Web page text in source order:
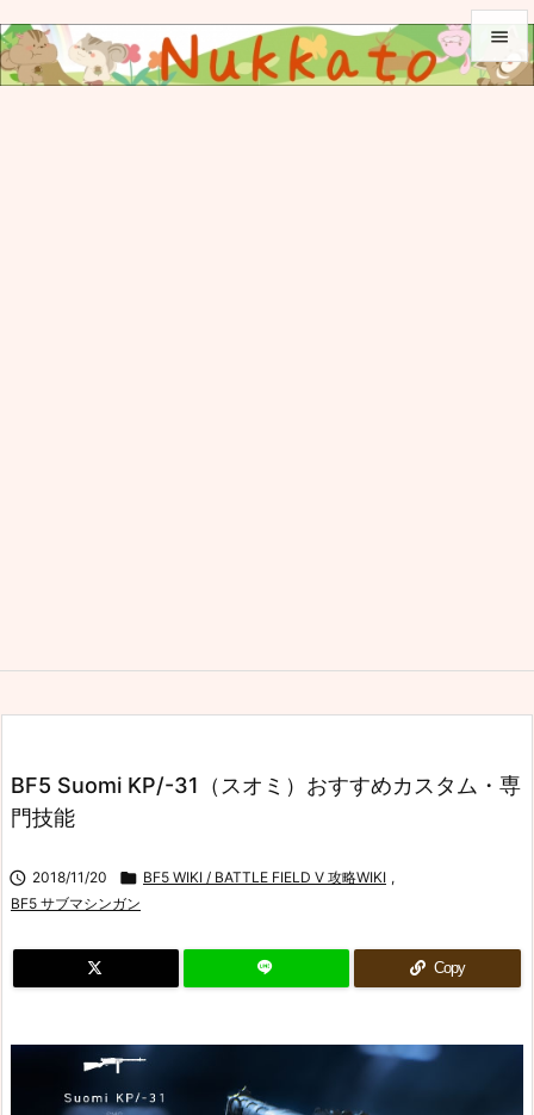


BF5 Suomi KP/-31（スオミ）おすすめカスタム・専
門技能
 2018/11/20  BF5 WIKI / BATTLE FIELD V 攻略WIKI ,
BF5 サブマシンガン
Copy